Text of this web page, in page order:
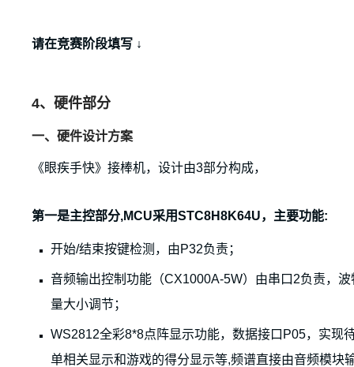
请在竞赛阶段填写 ↓
4、硬件部分
一、硬件设计方案
《眼疾手快》接棒机，设计由3部分构成，
第一是主控部分,MCU采用STC8H8K64U，主要功能:
开始/结束按键检测，由P32负责；
音频输出控制功能（CX1000A-5W）由串口2负责，
量大小调节；
WS2812全彩8*8点阵显示功能，数据接口P05，实现
单相关显示和游戏的得分显示等,频谱直接由音频模